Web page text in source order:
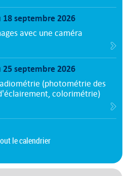
septembre 2026
avec une caméra
septembre 2026
(photométrie des
colorimétrie)
le calendrier